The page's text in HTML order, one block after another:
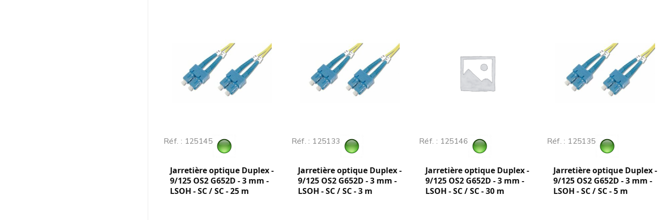
Réf. : 125145
Jarretière optique Duplex -
9/125 OS2 G652D - 3 mm -
LSOH - SC / SC - 25 m
Réf. : 125133
Jarretière optique Duplex -
9/125 OS2 G652D - 3 mm -
LSOH - SC / SC - 3 m
Réf. : 125146
Jarretière optique Duplex -
9/125 OS2 G652D - 3 mm -
LSOH - SC / SC - 30 m
Réf. : 125135
Jarretière optique Duplex -
9/125 OS2 G652D - 3 mm -
LSOH - SC / SC - 5 m